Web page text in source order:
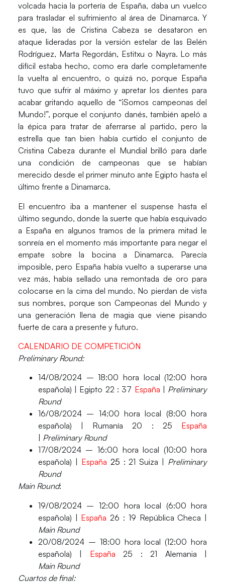
volcada hacia la portería de España, daba un vuelco
para trasladar el sufrimiento al área de Dinamarca. Y
es que, las de Cristina Cabeza se desataron en
ataque lideradas por la versión estelar de las Belén
Rodríguez, Marta Regordán, Estitxu o Nayra. Lo más
difícil estaba hecho, como era darle completamente
la vuelta al encuentro, o quizá no, porque España
tuvo que sufrir al máximoy apretar los dientes para
acabar gritando aquello de “¡Somos campeonas del
Mundo!”, porque el conjunto danés, también apeló a
la épica para tratar de aferrarse al partido, pero la
estrella que tan bien había curtido el conjunto de
Cristina Cabeza durante el Mundial brilló para darle
una condición de campeonas que se habían
merecido desde el primer minuto ante Egipto hasta el
último frente a Dinamarca.
El encuentro iba a mantener el suspense hasta el
último segundo, donde la suerte que había esquivado
a España en algunos tramos de la primera mitad le
sonreía en el momento más importante para negar el
empate sobre la bocina a Dinamarca. Parecía
imposible, pero España había vuelto a superarse una
vez más, había sellado una remontada de oro para
colocarse en la cima del mundo. No pierdan de vista
sus nombres, porque son Campeonas del Mundo y
una generación llena de magia que viene pisando
fuerte de cara a presente y futuro.
CALENDARIO DE COMPETICIÓN
Preliminary Round:
14/08/2024 – 18:00 hora local (12:00 hora
española) | Egipto 22 : 37 España
Preliminary
Round
16/08/2024 – 14:00 hora local (8:00 hora
española) | Rumanía 20 : 25
España
Preliminary Round
17/08/2024 – 16:00 hora local (10:00 hora
española) | España 25 : 21 Suiza | Preliminary
Round
Main Round:
19/08/2024 – 12:00 hora local (6:00 hora
española) | España 26 : 19 República Checa |
Main Round
20/08/2024 – 18:00 hora local (12:00 hora
española) | España 25 : 21 Alemania |
Main Round
Cuartos de final: